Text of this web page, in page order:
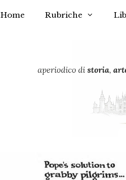
Home Rubriche